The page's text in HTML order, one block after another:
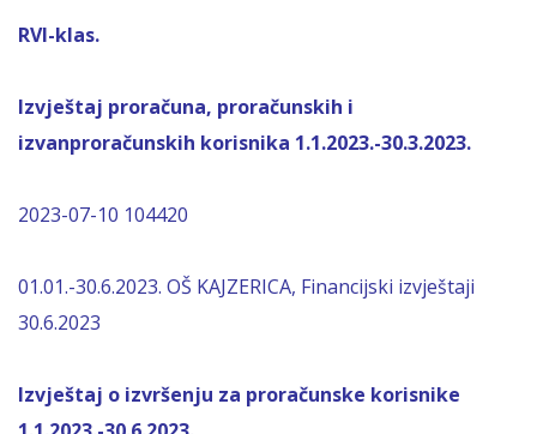
RVI-klas.
Izvještaj proračuna, proračunskih i
izvanproračunskih korisnika 1.1.2023.-30.3.2023.
2023-07-10 104420
01.01.-30.6.2023. OŠ KAJZERICA, Financijski izvještaji
30.6.2023
Izvještaj o izvršenju za proračunske korisnike